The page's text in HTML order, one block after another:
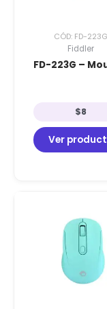
CÓD: FD-223G
Fiddler
FD-223G –
$8
Ver